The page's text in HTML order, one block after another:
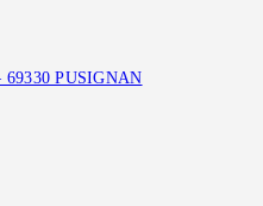
69330 PUSIGNAN